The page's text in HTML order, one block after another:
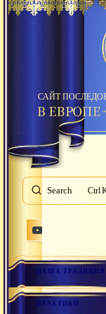
САЙТ
Search
НАША ТРАДИЦИЯ
ПРАКТИКИ